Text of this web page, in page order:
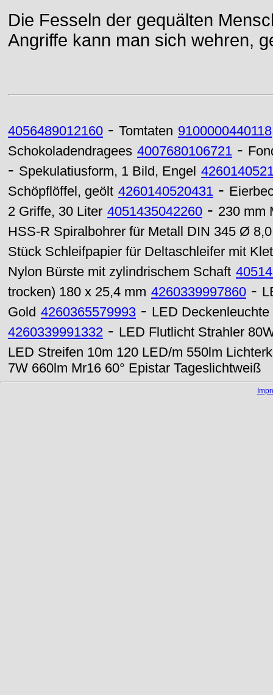
Die Fesseln der gequälten
Angriffe kann man sich wehren,
4056489012160 - Tomtaten 9100000440118
Schokoladendragees 4007680106721 -
- Spekulatiusform, 1 Bild, Engel
Schöpflöffel, geölt 4260140520431 -
2 Griffe, 30 Liter 4051435042260 - 230 mm
HSS-R Spiralbohrer für Metall DIN 345 Ø
Stück Schleifpapier für Deltaschleifer mit
Nylon Bürste mit zylindrischem Schaft
trocken) 180 x 25,4 mm 4260339997860 -
Gold 4260365579993 - LED
4260339991332 - LED Flutlicht Strahler
LED Streifen 10m 120 LED/m 550lm
7W 660lm Mr16 60° Epistar Tageslichtweiß